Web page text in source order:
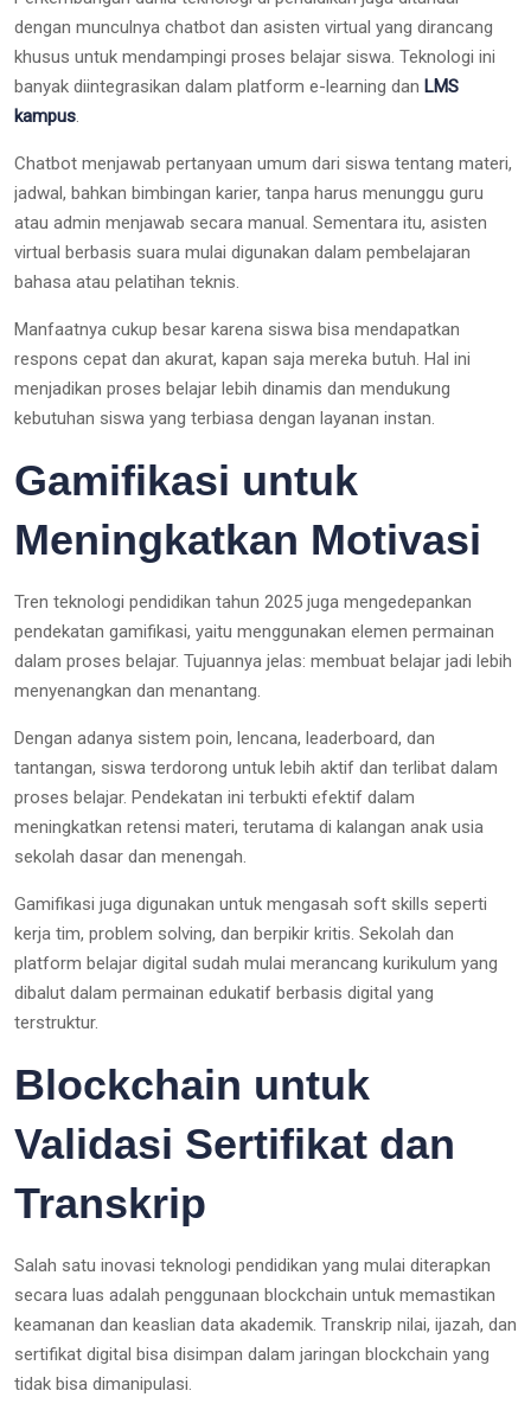
dengan munculnya chatbot dan asisten virtual yang dirancang
khusus untuk mendampingi proses belajar siswa. Teknologi ini
banyak diintegrasikan dalam platform e-learning dan LMS
kampus.
Chatbot menjawab pertanyaan umum dari siswa tentang materi,
jadwal, bahkan bimbingan karier, tanpa harus menunggu guru
atau admin menjawab secara manual. Sementara itu, asisten
virtual berbasis suara mulai digunakan dalam pembelajaran
bahasa atau pelatihan teknis.
Manfaatnya cukup besar karena siswa bisa mendapatkan
respons cepat dan akurat, kapan saja mereka butuh. Hal ini
menjadikan proses belajar lebih dinamis dan mendukung
kebutuhan siswa yang terbiasa dengan layanan instan.
Gamifikasi untuk
Meningkatkan Motivasi
Tren teknologi pendidikan tahun 2025 juga mengedepankan
pendekatan gamifikasi, yaitu menggunakan elemen permainan
dalam proses belajar. Tujuannya jelas: membuat belajar jadi lebih
menyenangkan dan menantang.
Dengan adanya sistem poin, lencana, leaderboard, dan
tantangan, siswa terdorong untuk lebih aktif dan terlibat dalam
proses belajar. Pendekatan ini terbukti efektif dalam
meningkatkan retensi materi, terutama di kalangan anak usia
sekolah dasar dan menengah.
Gamifikasi juga digunakan untuk mengasah soft skills seperti
kerja tim, problem solving, dan berpikir kritis. Sekolah dan
platform belajar digital sudah mulai merancang kurikulum yang
dibalut dalam permainan edukatif berbasis digital yang
terstruktur.
Blockchain untuk
Validasi Sertifikat dan
Transkrip
Salah satu inovasi teknologi pendidikan yang mulai diterapkan
secara luas adalah penggunaan blockchain untuk memastikan
keamanan dan keaslian data akademik. Transkrip nilai, ijazah, dan
sertifikat digital bisa disimpan dalam jaringan blockchain yang
tidak bisa dimanipulasi.